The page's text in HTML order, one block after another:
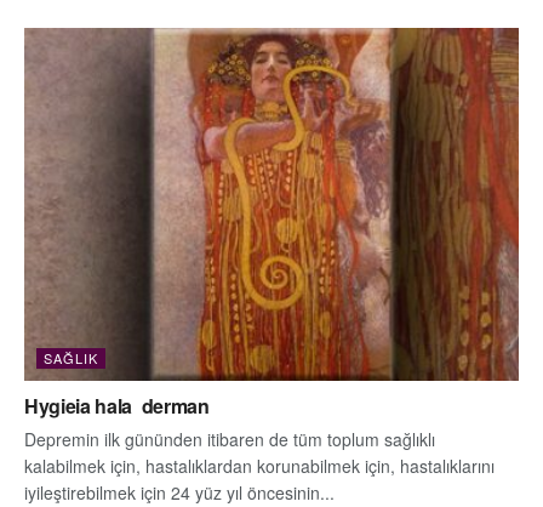
SAĞLIK
Hygieia hala derman
Depremin ilk gününden itibaren de tüm toplum sağlıklı
kalabilmek için, hastalıklardan korunabilmek için, hastalıklarını
iyileştirebilmek için 24 yüz yıl öncesinin...